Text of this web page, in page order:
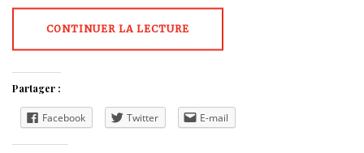
CONTINUER LA LECTURE
Partager :
Facebook Twitter E-mail